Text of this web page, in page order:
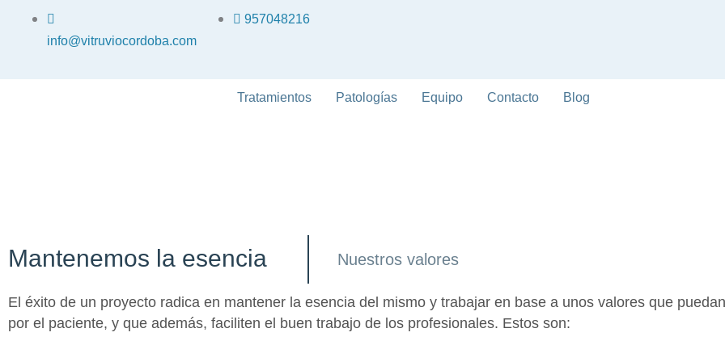
info@vitruviocordoba.com
957048216
Tratamientos Patologías Equipo Contacto Blog
Mantenemos la esencia Nuestros valores
El éxito de un proyecto radica en mantener la esencia del mismo y trabajar en base a unos valores que
por el paciente, y que además, faciliten el buen trabajo de los profesionales. Estos son: